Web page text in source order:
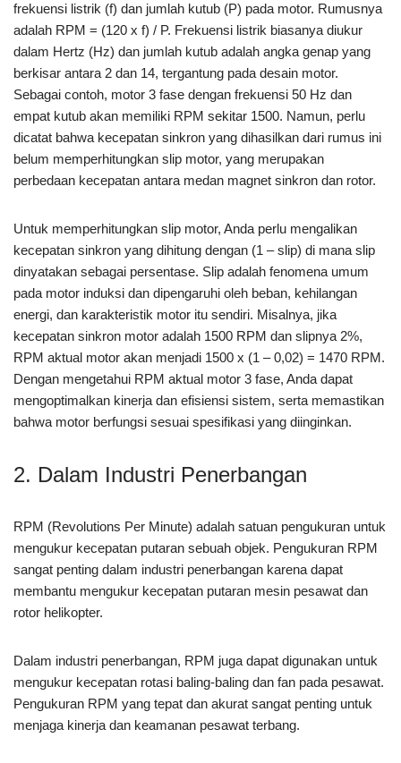
frekuensi listrik (f) dan jumlah kutub (P) pada motor. Rumusnya
adalah RPM = (120 x f) / P. Frekuensi listrik biasanya diukur
dalam Hertz (Hz) dan jumlah kutub adalah angka genap yang
berkisar antara 2 dan 14, tergantung pada desain motor.
Sebagai contoh, motor 3 fase dengan frekuensi 50 Hz dan
empat kutub akan memiliki RPM sekitar 1500. Namun, perlu
dicatat bahwa kecepatan sinkron yang dihasilkan dari rumus ini
belum memperhitungkan slip motor, yang merupakan
perbedaan kecepatan antara medan magnet sinkron dan rotor.
Untuk memperhitungkan slip motor, Anda perlu mengalikan
kecepatan sinkron yang dihitung dengan (1 – slip) di mana slip
dinyatakan sebagai persentase. Slip adalah fenomena umum
pada motor induksi dan dipengaruhi oleh beban, kehilangan
energi, dan karakteristik motor itu sendiri. Misalnya, jika
kecepatan sinkron motor adalah 1500 RPM dan slipnya 2%,
RPM aktual motor akan menjadi 1500 x (1 – 0,02) = 1470 RPM.
Dengan mengetahui RPM aktual motor 3 fase, Anda dapat
mengoptimalkan kinerja dan efisiensi sistem, serta memastikan
bahwa motor berfungsi sesuai spesifikasi yang diinginkan.
2. Dalam Industri Penerbangan
RPM (Revolutions Per Minute) adalah satuan pengukuran untuk
mengukur kecepatan putaran sebuah objek. Pengukuran RPM
sangat penting dalam industri penerbangan karena dapat
membantu mengukur kecepatan putaran mesin pesawat dan
rotor helikopter.
Dalam industri penerbangan, RPM juga dapat digunakan untuk
mengukur kecepatan rotasi baling-baling dan fan pada pesawat.
Pengukuran RPM yang tepat dan akurat sangat penting untuk
menjaga kinerja dan keamanan pesawat terbang.